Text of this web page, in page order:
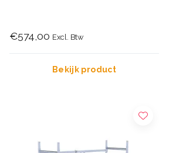
€574,00 Excl. Btw
Bekijk product